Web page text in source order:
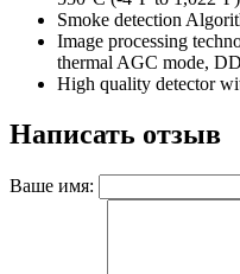
Smoke detection
Image processing
thermal AGC mode,
High quality detector
Написать отзыв
Ваше имя: